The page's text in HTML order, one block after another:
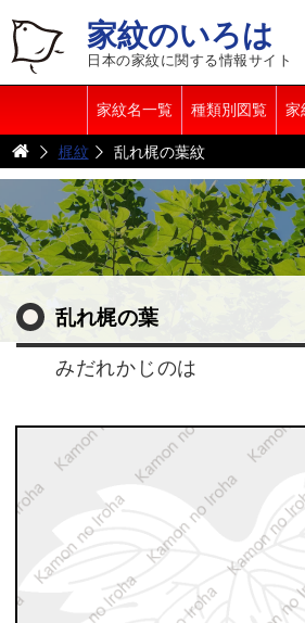
家紋のいろは
日本の家紋に関する情報サイト
家紋名一覧 種類別図覧 家
梶紋 乱れ梶の葉紋
乱れ梶の葉
みだれかじのは